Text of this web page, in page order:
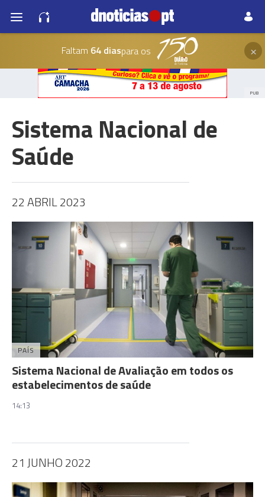
Faltam 64 diaspara os ×
PUB
Sistema Nacional de
Saúde
22 ABRIL 2023
PAÍS
Sistema Nacional de Avaliação em todos os
estabelecimentos de saúde
14:13
21 JUNHO 2022